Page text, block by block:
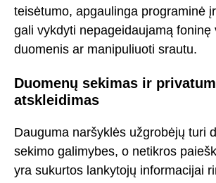
teisėtumo, apgaulinga programinė
gali vykdyti nepageidaujamą foninę
duomenis ar manipuliuoti srautu.
Duomenų sekimas ir
atskleidimas
Dauguma naršyklės užgrobėjų turi
sekimo galimybes, o netikros
yra sukurtos lankytojų informacijai